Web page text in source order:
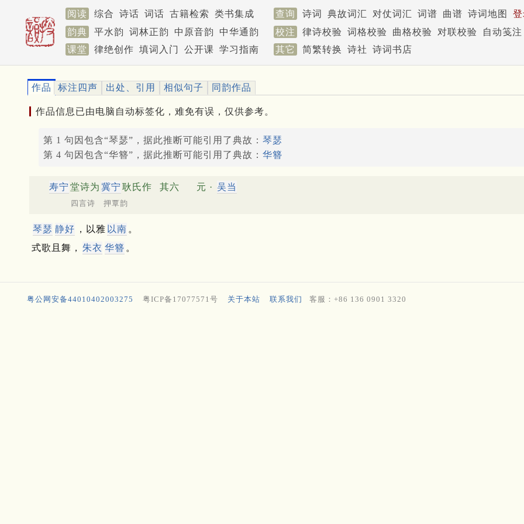
阅读 综合 诗话 词话 古籍检索 类书集成 查询 诗词 典故词汇 对仗词汇 词谱 曲谱 诗词地图
韵典
平水韵 词林正韵 中原音韵 中华通韵 校注 律诗校验 词格校验 曲格校验 对联校验
自动笺注
课堂
律绝创作 填词入门 公开课 学习指南 其它 简繁转换 诗社 诗词书店
作品 标注四声 出处、引用 相似句子 同韵作品
作品信息已由电脑自动标签化，难免有误，仅供参考。
第 1 句因包含“琴瑟”，据此推断可能引用了典故： 琴瑟
第 4 句因包含“华簪”，据此推断可能引用了典故： 华簪
寿宁 堂诗为 冀宁 耿氏作 其六 元 · 吴当
四言诗 押覃韵
琴瑟 静好 ，以雅 以南 。
式歌且舞， 朱衣 华簪 。
粤公网安备44010402003275 粤ICP备17077571号 关于本站 联系我们 客服：+86 136 0901 3320